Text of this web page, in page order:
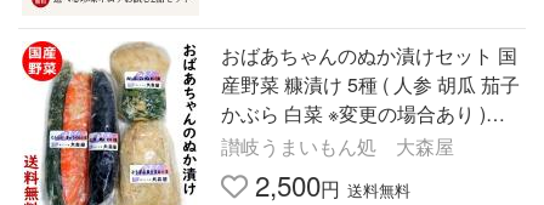
おばあちゃんのぬか漬けセット 国
産野菜 糠漬け 5種 ( 人参 胡瓜 茄子
かぶら 白菜 ※変更の場合あり )
【クール便】 送料無料 自家製 漬
物
讃岐うまいもん処 大森屋
2,500円 送料無料